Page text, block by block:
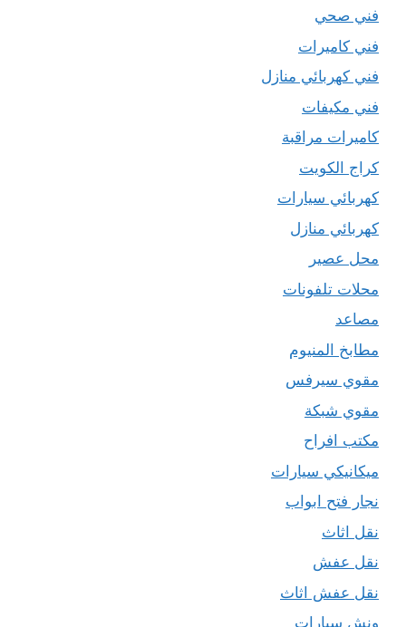
فني صحي
فني كاميرات
فني كهربائي منازل
فني مكيفات
كاميرات مراقبة
كراج الكويت
كهربائي سيارات
كهربائي منازل
محل عصير
محلات تلفونات
مصاعد
مطابخ المنيوم
مقوي سيرفس
مقوي شبكة
مكتب افراح
ميكانيكي سيارات
نجار فتح ابواب
نقل اثاث
نقل عفش
نقل عفش اثاث
ونش سيارات